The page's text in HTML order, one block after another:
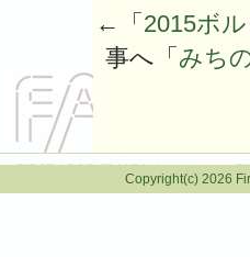
←「 2015ボ
事へ「 みち
Copyright(c) 2026